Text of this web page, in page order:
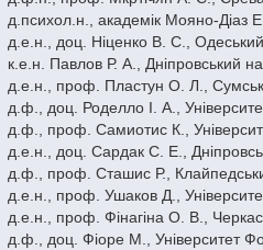
д.психол.н., академік Мояно-Діаз
д.е.н., доц. Ніценко В. С., Одеський
к.е.н. Павлов Р. А., Дніпровський
д.е.н., проф. Пластун О. Л.,
д.ф., доц. Роделло І. А.,
д.ф., проф. Самиотис К.,
д.е.н., доц. Сардак С. Е.,
д.ф., проф. Сташис Р.,
д.e.н., проф. Ушаков Д.,
д.e.н., проф. Фінагіна О. В.,
д.ф., доц. Фіоре М., Університет